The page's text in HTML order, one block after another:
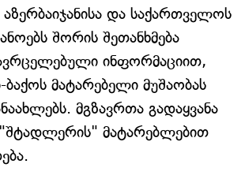
და საქართველოს
შორის შეთანხმება
ინფორმაციით,
მატარებელი მუშაობას
მგზავრთა გადაყვანა
მატარებლებით